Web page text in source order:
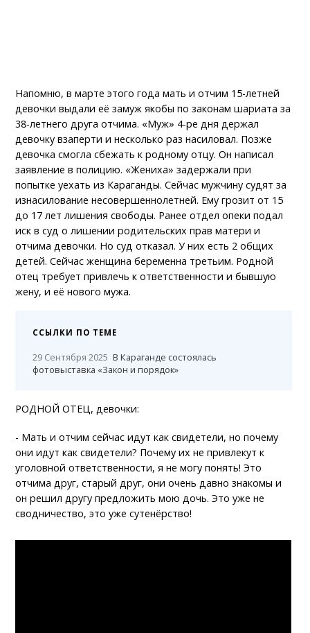
Напомню, в марте этого года мать и отчим 15-летней
девочки выдали её замуж якобы по законам шариата за
38-летнего друга отчима. «Муж» 4-ре дня держал
девочку взаперти и несколько раз насиловал. Позже
девочка смогла сбежать к родному отцу. Он написал
заявление в полицию. «Жениха» задержали при
попытке уехать из Караганды. Сейчас мужчину судят за
изнасилование несовершеннолетней. Ему грозит от 15
до 17 лет лишения свободы. Ранее отдел опеки подал
иск в суд о лишении родительских прав матери и
отчима девочки. Но суд отказал. У них есть 2 общих
детей. Сейчас женщина беременна третьим. Родной
отец требует привлечь к ответственности и бывшую
жену, и её нового мужа.
ССЫЛКИ ПО ТЕМЕ
29 Сентября 2025 В Караганде состоялась
фотовыставка «Закон и порядок»
РОДНОЙ ОТЕЦ, девочки:
- Мать и отчим сейчас идут как свидетели, но почему
они идут как свидетели? Почему их не привлекут к
уголовной ответственности, я не могу понять! Это
отчима друг, старый друг, они очень давно знакомы и
он решил другу предложить мою дочь. Это уже не
сводничество, это уже сутенёрство!